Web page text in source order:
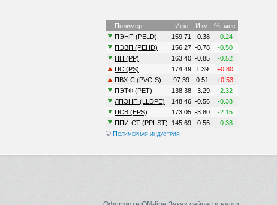
© Полимерная индустрия